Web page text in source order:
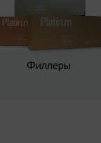
Филлеры